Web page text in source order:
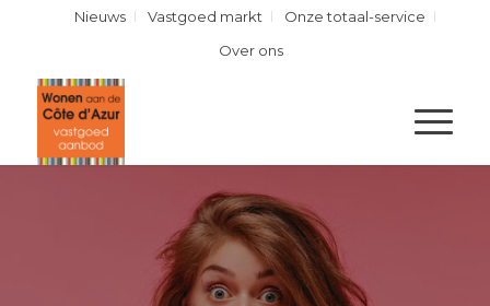
Nieuws Vastgoed markt
Onze totaal-service
Over ons